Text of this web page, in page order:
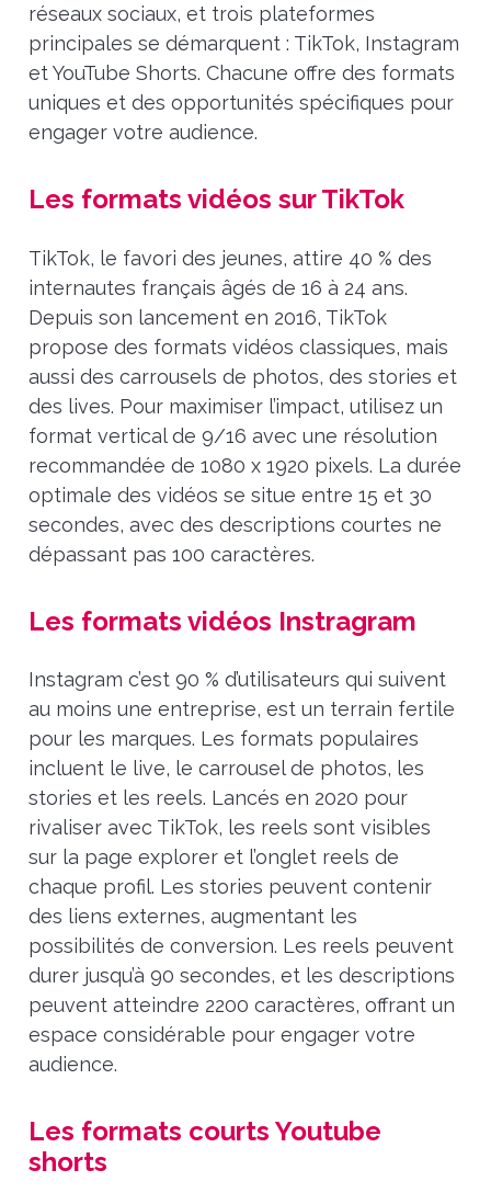
réseaux sociaux, et trois plateformes
principales se démarquent : TikTok, Instagram
et YouTube Shorts. Chacune offre des formats
uniques et des opportunités spécifiques pour
engager votre audience.
Les formats vidéos sur TikTok
TikTok, le favori des jeunes, attire 40 % des
internautes français âgés de 16 à 24 ans.
Depuis son lancement en 2016, TikTok
propose des formats vidéos classiques, mais
aussi des carrousels de photos, des stories et
des lives. Pour maximiser l’impact, utilisez un
format vertical de 9/16 avec une résolution
recommandée de 1080 x 1920 pixels. La durée
optimale des vidéos se situe entre 15 et 30
secondes, avec des descriptions courtes ne
dépassant pas 100 caractères.
Les formats vidéos Instragram
Instagram c’est 90 % d’utilisateurs qui suivent
au moins une entreprise, est un terrain fertile
pour les marques. Les formats populaires
incluent le live, le carrousel de photos, les
stories et les reels. Lancés en 2020 pour
rivaliser avec TikTok, les reels sont visibles
sur la page explorer et l’onglet reels de
chaque profil. Les stories peuvent contenir
des liens externes, augmentant les
possibilités de conversion. Les reels peuvent
durer jusqu’à 90 secondes, et les descriptions
peuvent atteindre 2200 caractères, offrant un
espace considérable pour engager votre
audience.
Les formats courts Youtube
shorts